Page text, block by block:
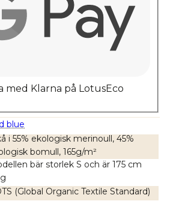
blue
i 55% ekologisk merinoull, 45%
bomull, 165g/m²
bär storlek S och är 175 cm
(Global Organic Textile Standard)